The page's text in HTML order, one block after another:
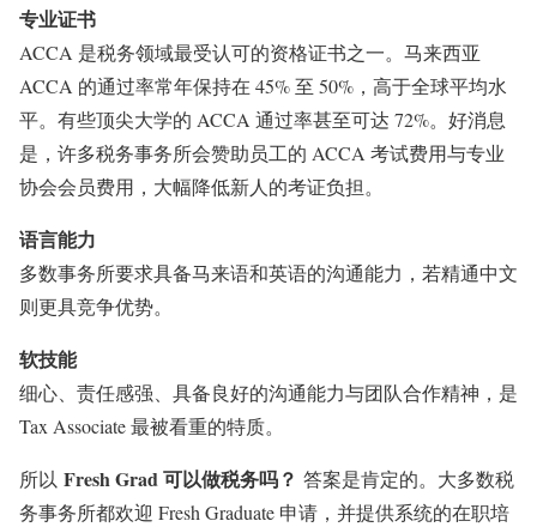
专业证书
ACCA 是税务领域最受认可的资格证书之一。马来西亚
ACCA 的通过率常年保持在 45% 至 50%，高于全球平均水
平。有些顶尖大学的 ACCA 通过率甚至可达 72%。好消息
是，许多税务事务所会赞助员工的 ACCA 考试费用与专业
协会会员费用，大幅降低新人的考证负担。
语言能力
多数事务所要求具备马来语和英语的沟通能力，若精通中文
则更具竞争优势。
软技能
细心、责任感强、具备良好的沟通能力与团队合作精神，是
Tax Associate 最被看重的特质。
所以 Fresh Grad 可以做税务吗？ 答案是肯定的。大多数税
务事务所都欢迎 Fresh Graduate 申请，并提供系统的在职培